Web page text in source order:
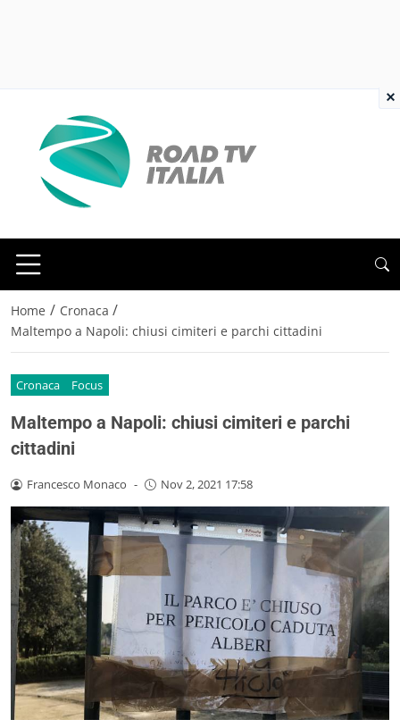
Home / Cronaca /
Maltempo a Napoli: chiusi cimiteri e parchi cittadini
Cronaca Focus
Maltempo a Napoli: chiusi cimiteri e parchi
cittadini
Francesco Monaco - Nov 2, 2021 17:58
×